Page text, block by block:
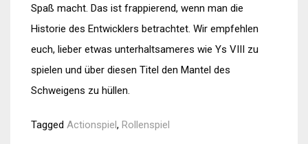
Spaß macht. Das ist frappierend, wenn man die
Historie des Entwicklers betrachtet. Wir empfehlen
euch, lieber etwas unterhaltsameres wie Ys VIII zu
spielen und über diesen Titel den Mantel des
Schweigens zu hüllen.
Tagged Actionspiel, Rollenspiel